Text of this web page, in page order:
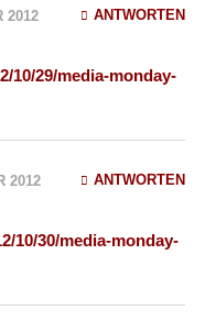
2012 ANTWORTEN
10/29/media-monday-
2012 ANTWORTEN
10/30/media-monday-